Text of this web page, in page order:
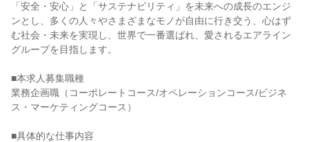
「安全・安心」と「サステナビリティ」を未来への成長のエンジ
ンとし、多くの人々やさまざまなモノが自由に行き交う、心はず
む社会・未来を実現し、世界で一番選ばれ、愛されるエアライン
グループを目指します。
■本求人募集職種
業務企画職（コーポレートコース/オペレーションコース/ビジネ
ス・マーケティングコース）
■具体的な仕事内容